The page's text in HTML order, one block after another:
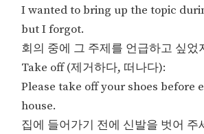
I wanted to bring up the topic
but I forgot.
회의 중에 그 주제를 언급하고 싶었
Take off (제거하다, 떠나다):
Please take off your shoes before
house.
집에 들어가기 전에 신발을 벗어 주